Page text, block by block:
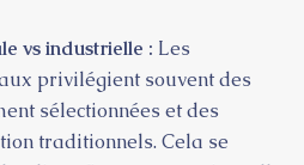
vs industrielle : Les
privilégient souvent des
sélectionnées et des
traditionnels. Cela se